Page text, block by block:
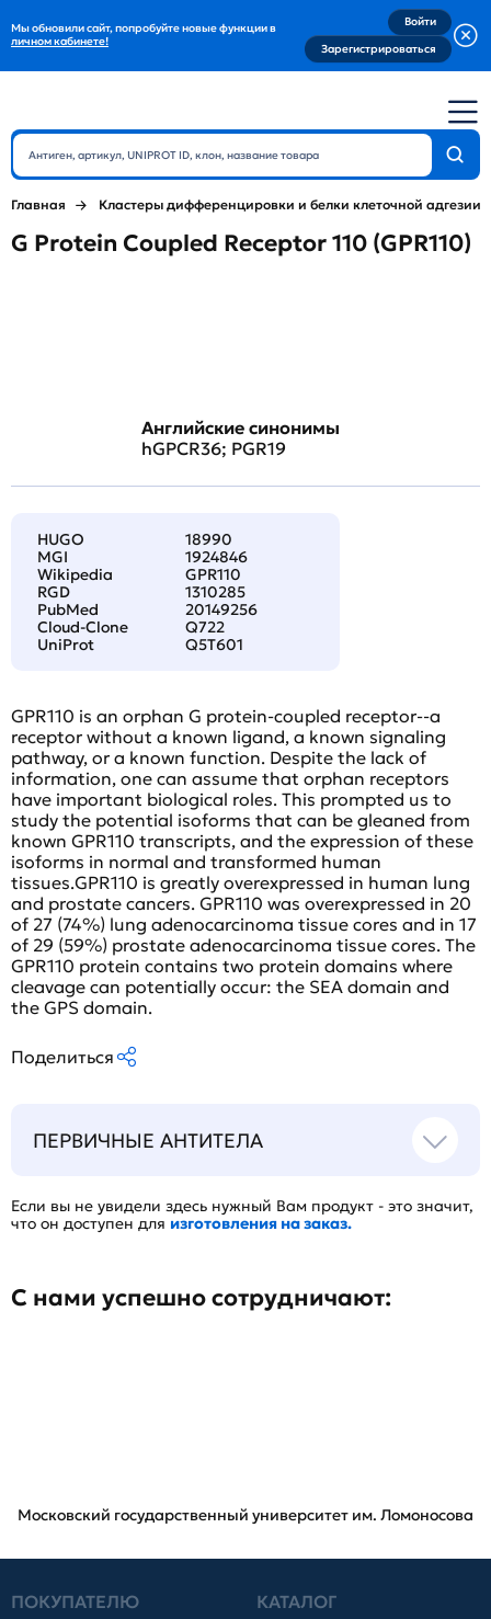
Мы обновили сайт, попробуйте новые функции в
личном кабинете!
Войти
Зарегистрироваться
Главная Кластеры дифференцировки и белки клеточной адгезии
G Protein Coupled Receptor 110 (GPR110)
Английские синонимы
hGPCR36; PGR19
HUGO
18990
MGI
1924846
Wikipedia
GPR110
RGD
1310285
PubMed
20149256
Cloud-Clone
Q722
UniProt
Q5T601
GPR110 is an orphan G protein-coupled receptor--a
receptor without a known ligand, a known signaling
pathway, or a known function. Despite the lack of
information, one can assume that orphan receptors
have important biological roles. This prompted us to
study the potential isoforms that can be gleaned from
known GPR110 transcripts, and the expression of these
isoforms in normal and transformed human
tissues.GPR110 is greatly overexpressed in human lung
and prostate cancers. GPR110 was overexpressed in 20
of 27 (74%) lung adenocarcinoma tissue cores and in 17
of 29 (59%) prostate adenocarcinoma tissue cores. The
GPR110 protein contains two protein domains where
cleavage can potentially occur: the SEA domain and
the GPS domain.
Поделиться
ПЕРВИЧНЫЕ АНТИТЕЛА
Если вы не увидели здесь нужный Вам продукт - это значит,
что он доступен для изготовления на заказ.
С нами успешно сотрудничают:
Московский государственный университет им. Ломоносова
ПОКУПАТЕЛЮ КАТАЛОГ